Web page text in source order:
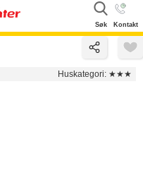
Kontakt
Søk
Huskategori: ★★★